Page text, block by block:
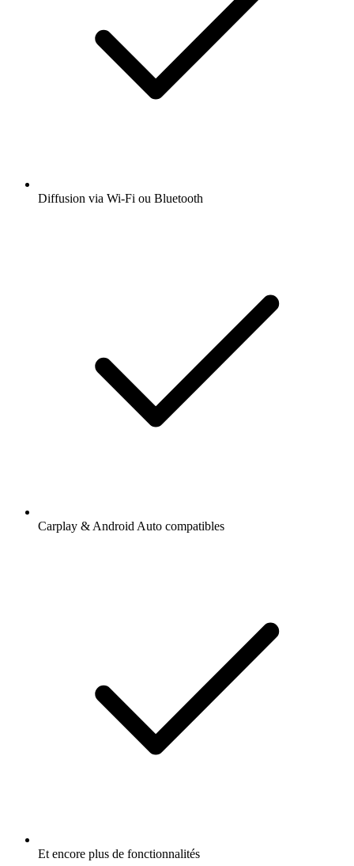
Diffusion via Wi-Fi ou Bluetooth
Carplay & Android Auto compatibles
Et encore plus de fonctionnalités